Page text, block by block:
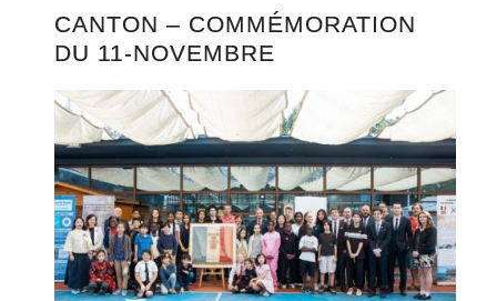
CANTON – COMMÉMORATION
DU 11-NOVEMBRE